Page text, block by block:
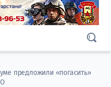
предложили «погасить»